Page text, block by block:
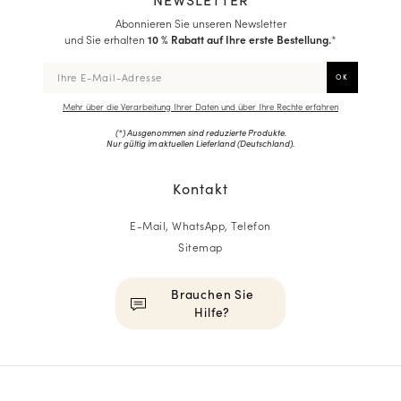
Abonnieren Sie unseren Newsletter
und Sie erhalten 10 % Rabatt auf Ihre erste Bestellung.*
Mehr über die Verarbeitung Ihrer Daten und über Ihre Rechte erfahren
(*) Ausgenommen sind reduzierte Produkte.
Nur gültig im aktuellen Lieferland (Deutschland).
Kontakt
E-Mail, WhatsApp, Telefon
Sitemap
Brauchen Sie
Hilfe?